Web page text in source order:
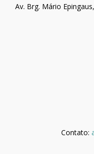
Av. Brg. Mário
Contato: